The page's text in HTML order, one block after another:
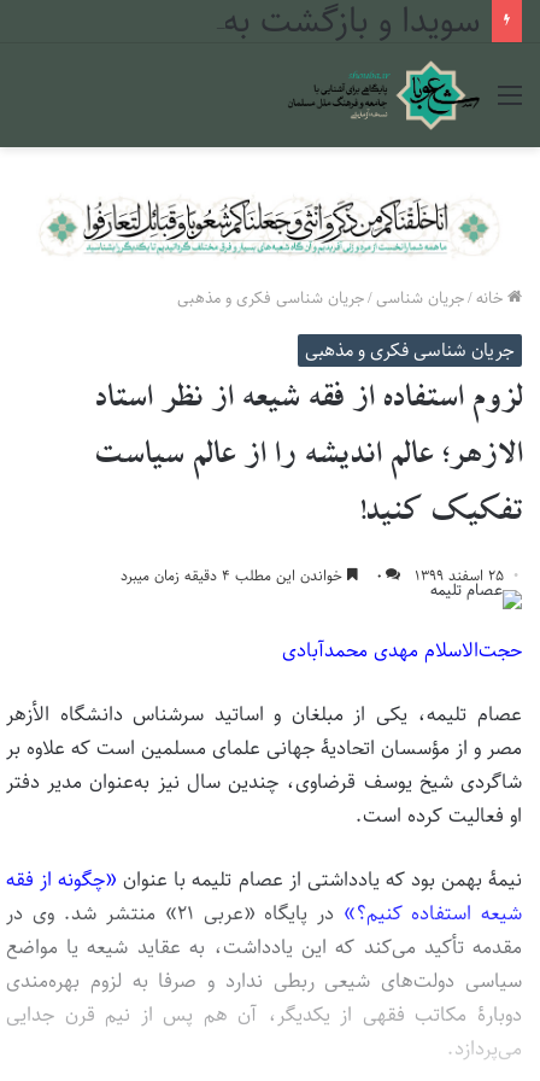
منو
خانه/جریان شناسی/جریان شناسی فکری و مذهبی
جریان شناسی فکری و مذهبی
لزوم استفاده از فقه شیعه از نظر استاد
الازهر؛ عالم اندیشه را از عالم سیاست
تفکیک کنید!
۲۵ اسفند ۱۳۹۹ ۰ خواندن این مطلب ۴ دقیقه زمان میبرد
حجت‌الاسلام مهدی محمدآبادی
عصام تلیمه، یکی از مبلغان و اساتید سرشناس دانشگاه الأزهر
مصر و از مؤسسان اتحادیۀ جهانی علمای مسلمین است که علاوه بر
شاگردی شیخ یوسف قرضاوی، چندین سال نیز به‌عنوان مدیر دفتر
او فعالیت کرده است.
نیمۀ بهمن بود که یادداشتی از عصام تلیمه با عنوان «چگونه از فقه
شیعه استفاده کنیم؟»
در پایگاه «عربی ۲۱» منتشر شد. وی در
مقدمه تأکید می‌کند که این یادداشت، به عقاید شیعه یا مواضع
سیاسی دولت‌های شیعی ربطی ندارد و صرفا به لزوم بهره‌مندی
دوبارۀ مکاتب فقهی از یکدیگر، آن هم پس از نیم قرن جدایی
می‌پردازد.